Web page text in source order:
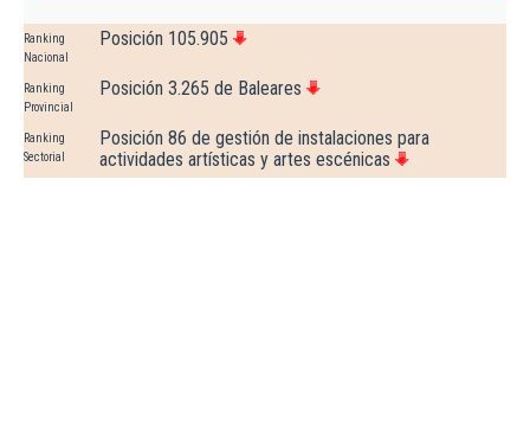
Ranking
Nacional
Posición 105.905
Ranking
Provincial
Posición 3.265 de Baleares
Ranking
Sectorial
Posición 86 de gestión de instalaciones para
actividades artísticas y artes escénicas